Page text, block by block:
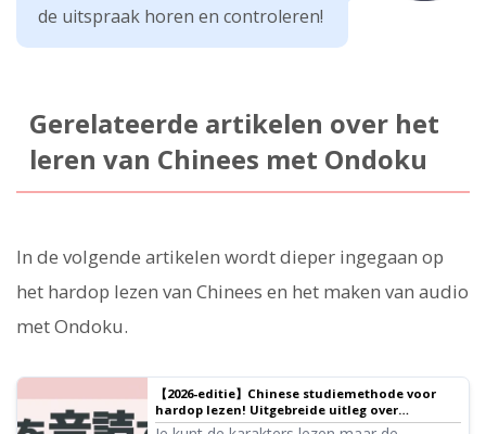
de uitspraak horen en controleren!
Gerelateerde artikelen over het
leren van Chinees met Ondoku
In de volgende artikelen wordt dieper ingegaan op
het hardop lezen van Chinees en het maken van audio
met Ondoku.
【2026-editie】Chinese studiemethode voor
hardop lezen! Uitgebreide uitleg over
aanbevolen sites, apps, voorbeeldteksten en